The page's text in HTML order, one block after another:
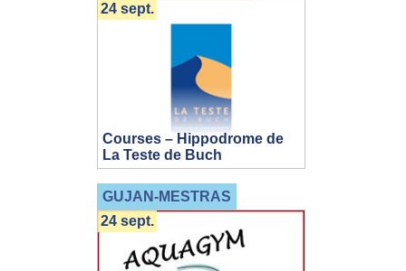
Courses – Hippodrome de
La Teste de Buch
24 sept.
GUJAN-MESTRAS
24 sept.